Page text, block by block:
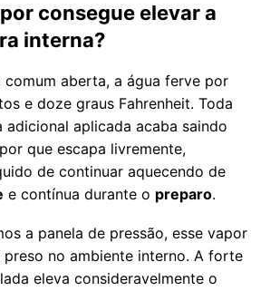
consegue elevar a
interna?
comum aberta, a água ferve por
e doze graus Fahrenheit. Toda
adicional aplicada acaba saindo
que escapa livremente,
de continuar aquecendo de
e contínua durante o preparo.
a panela de pressão, esse vapor
no ambiente interno. A forte
eleva consideravelmente o